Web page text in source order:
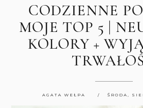
CODZIENNE
MOJE TOP 5 |
KOLORY +
AGATA WEŁPA ŚRODA,